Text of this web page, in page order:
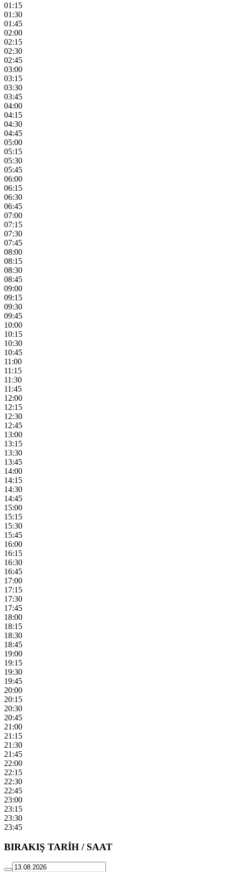
01:15
01:30
01:45
02:00
02:15
02:30
02:45
03:00
03:15
03:30
03:45
04:00
04:15
04:30
04:45
05:00
05:15
05:30
05:45
06:00
06:15
06:30
06:45
07:00
07:15
07:30
07:45
08:00
08:15
08:30
08:45
09:00
09:15
09:30
09:45
10:00
10:15
10:30
10:45
11:00
11:15
11:30
11:45
12:00
12:15
12:30
12:45
13:00
13:15
13:30
13:45
14:00
14:15
14:30
14:45
15:00
15:15
15:30
15:45
16:00
16:15
16:30
16:45
17:00
17:15
17:30
17:45
18:00
18:15
18:30
18:45
19:00
19:15
19:30
19:45
20:00
20:15
20:30
20:45
21:00
21:15
21:30
21:45
22:00
22:15
22:30
22:45
23:00
23:15
23:30
23:45
BIRAKIŞ TARİH / SAAT